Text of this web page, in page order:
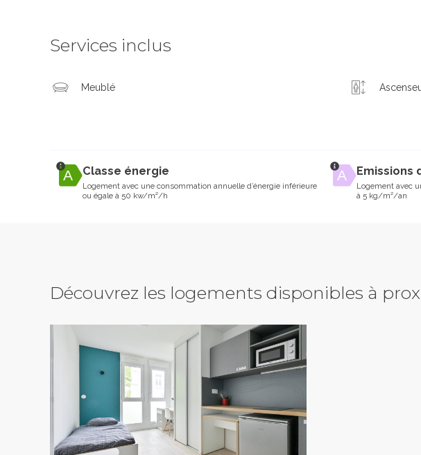
Services inclus
Meublé
Classe énergie
Logement avec une consommation annuelle d’énergie inférieure
ou égale à 50 kw/m²/h
Emissions
Logement avec
à 5 kg/m²/an
Découvrez les logements disponibles à